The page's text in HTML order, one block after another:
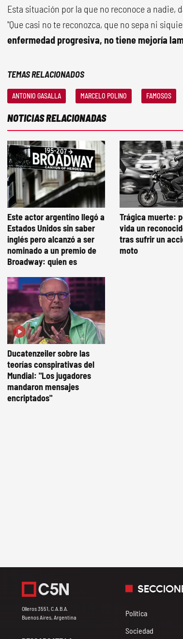
Esta situación por la que no reconoce a nadie,
"Que casi no te reconozca, que no sepa ni
enfermedad progresiva, no tiene mejoría
TEMAS RELACIONADOS
ANTONIO GASALLA MARCELO POLINO FAMOSOS
NOTICIAS RELACIONADAS
Este actor argentino llegó a
Estados Unidos sin saber
inglés pero alcanzó a ser
nominado a un premio de
Broadway: quien es
Trágica muerte:
vida un
tras sufrir un
moto
Ducatenzeiler sobre las
teorías conspirativas del
Mundial: "Los jugadores
mandaron mensajes
encriptados"
Olleros 3551, C.A.B.A.
Buenos Aires, Argentina
Política
Sociedad